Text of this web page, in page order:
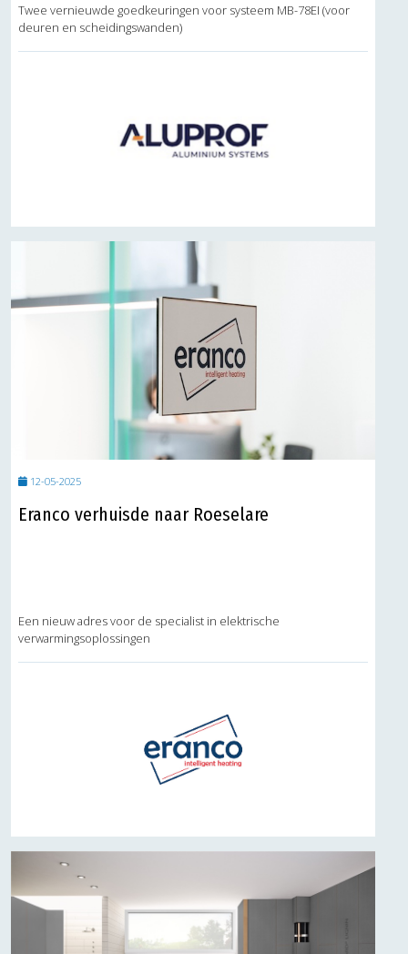
Twee vernieuwde goedkeuringen voor systeem MB-78EI (voor
deuren en scheidingswanden)
12-05-2025
Eranco verhuisde naar Roeselare
Een nieuw adres voor de specialist in elektrische
verwarmingsoplossingen